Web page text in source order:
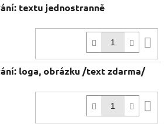
textu jednostranně
loga, obrázku /text zdarma/